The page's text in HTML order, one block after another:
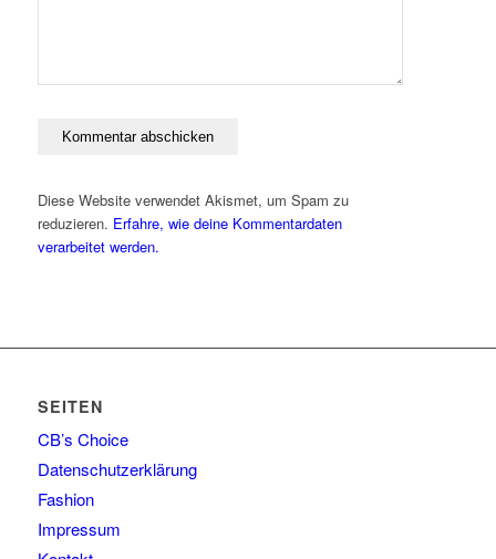
Diese Website verwendet Akismet, um Spam zu
reduzieren. Erfahre, wie deine Kommentardaten
verarbeitet werden.
SEITEN
CB’s Choice
Datenschutzerklärung
Fashion
Impressum